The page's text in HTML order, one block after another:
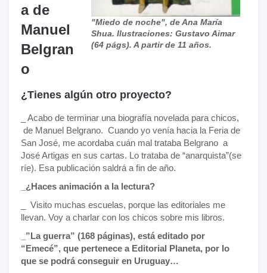
"Miedo de noche", de Ana María
Shua. Ilustraciones: Gustavo Aimar
(64 págs). A partir de 11 años.
a de
Manuel
Belgran
o
¿Tienes algún otro proyecto?
_ Acabo de terminar una biografía novelada para chicos,
de Manuel Belgrano. Cuando yo venía hacia la Feria de
San José, me acordaba cuán mal trataba Belgrano a
José Artigas en sus cartas. Lo trataba de “anarquista”(se
ríe). Esa publicación saldrá a fin de año.
_¿Haces animación a la lectura?
_ Visito muchas escuelas, porque las editoriales me
llevan. Voy a charlar con los chicos sobre mis libros.
_”La guerra” (168 páginas), está editado por
“Emecé”, que pertenece a Editorial Planeta, por lo
que se podrá conseguir en Uruguay…